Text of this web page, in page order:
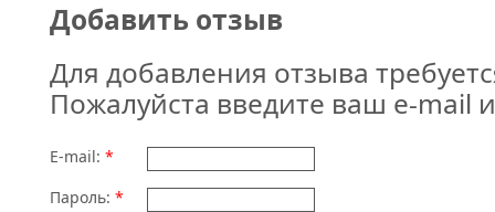
Добавить отзыв
Для добавления отзыва
Пожалуйста введите ваш e-mail
E-mail: *
Пароль: *